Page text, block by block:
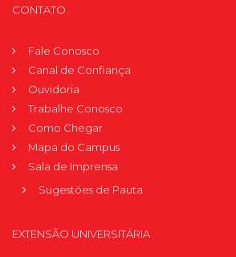
CONTATO
Fale Conosco
Canal de Confiança
Ouvidoria
Trabalhe Conosco
Como Chegar
Mapa do Campus
Sala de Imprensa
Sugestões de Pauta
EXTENSÃO UNIVERSITÁRIA